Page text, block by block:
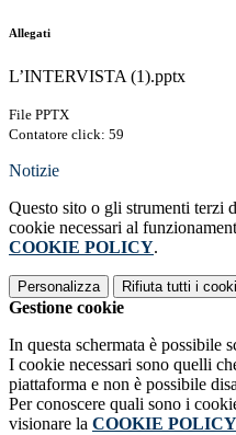
Allegati
L’INTERVISTA (1).pptx
File PPTX
Contatore click: 59
Notizie
Questo sito o gli strumenti terzi
cookie necessari al
COOKIE POLICY.
Personalizza Rifiuta tutti i
Gestione cookie
In questa schermata è possibile
I cookie necessari sono quelli
piattaforma e non è possibile
Per conoscere quali sono i
visionare la COOKIE POLICY